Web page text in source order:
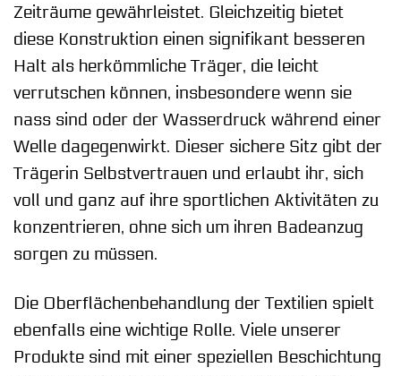
Zeiträume gewährleistet. Gleichzeitig bietet
diese Konstruktion einen signifikant besseren
Halt als herkömmliche Träger, die leicht
verrutschen können, insbesondere wenn sie
nass sind oder der Wasserdruck während einer
Welle dagegenwirkt. Dieser sichere Sitz gibt der
Trägerin Selbstvertrauen und erlaubt ihr, sich
voll und ganz auf ihre sportlichen Aktivitäten zu
konzentrieren, ohne sich um ihren Badeanzug
sorgen zu müssen.
Die Oberflächenbehandlung der Textilien spielt
ebenfalls eine wichtige Rolle. Viele unserer
Produkte sind mit einer speziellen Beschichtung